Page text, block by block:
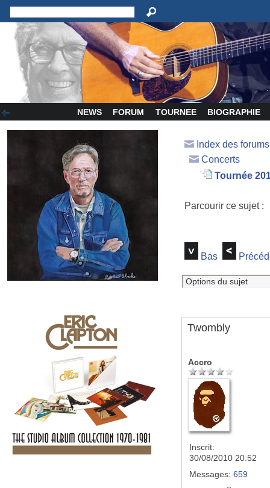
NEWS FORUM TOURNEE BIOGRAPHIE
Index des
Concerts
Tournée
Parcourir ce sujet
Bas
Twombly
Accro
Inscrit:
30/08/2010 20:52
Messages: 659